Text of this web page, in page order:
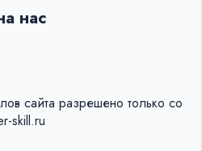
нас
сайта разрешено только со
skill.ru